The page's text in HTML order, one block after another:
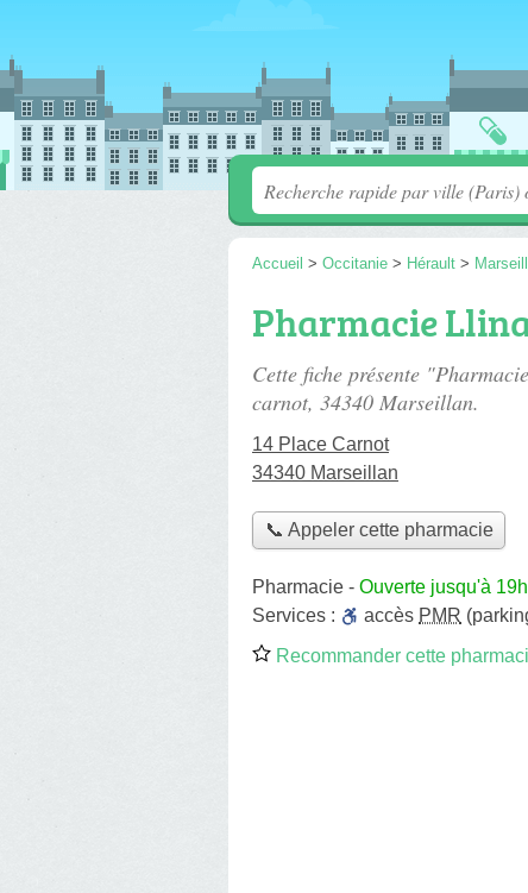
Accueil > Occitanie > Hérault >
Pharmacie
Cette fiche présente
carnot, 34340 Marseillan.
14 Place Carnot
34340 Marseillan
📞 Appeler cette pharmacie
Pharmacie - Ouverte jusqu'à
Services :
accès PMR
Recommander cette